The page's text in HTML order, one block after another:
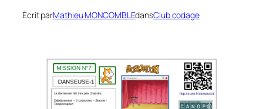
Écrit parMathieu MONCOMBLEdansClub codage